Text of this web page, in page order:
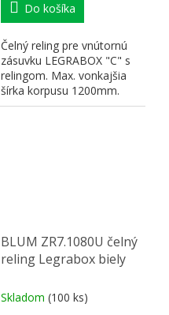
Do košíka
Čelný reling pre vnútornú
zásuvku LEGRABOX "C" s
relingom. Max. vonkajšia
šírka korpusu 1200mm.
Dĺžka 1080mm....
BLUM ZR7.1080U čelný
reling Legrabox biely
Skladom (100 ks)